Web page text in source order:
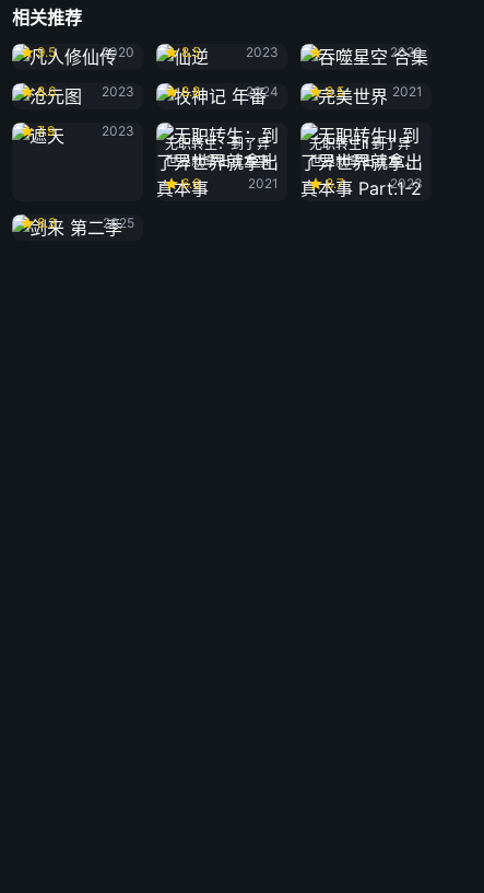
相关推荐
凡人修仙传
9.5
2020
8.5
2023
2020
沧元图
8.6
2023
牧神记 年番
8.8
2024
完美世界
8.5
2021
遮天
7.9
2023
无职转生：到了异
世界就拿出真本事
6.6
2021
无职转生Ⅱ 到了异
世界就拿出真本事
Part.1-2
8.7
2023
8.3
2025